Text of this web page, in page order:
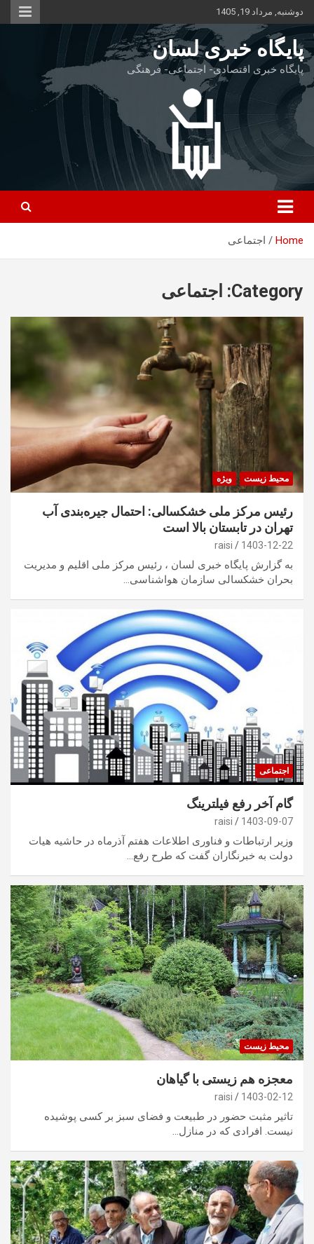
k
i
p
o
t
دوشنبه, مرداد 19, 1405
پایگاه خبری لسان
پایگاه خبری اقتصادی- اجتماعی- فرهنگی
Home اجتماعی
Category: اجتماعی
محیط زیست ویژه
رئیس مرکز ملی خشکسالی: احتمال جیره‌بندی آب
تهران در تابستان بالا است
1403-12-22
raisi
به گزارش پایگاه خبری لسان ، رئیس مرکز ملی اقلیم و مدیریت
بحران خشکسالی سازمان هواشناسی…
اجتماعی
گام آخر رفع فیلترینگ
1403-09-07
raisi
وزیر ارتباطات و فناوری اطلاعات هفتم آذرماه در حاشیه هیات
دولت به خبرنگاران گفت که طرح رفع…
محیط زیست
معجزه هم زیستی با گیاهان
1403-02-12
raisi
تاثیر مثبت حضور در طبیعت و فضای سبز بر کسی پوشیده
نیست. افرادی که در منازل…